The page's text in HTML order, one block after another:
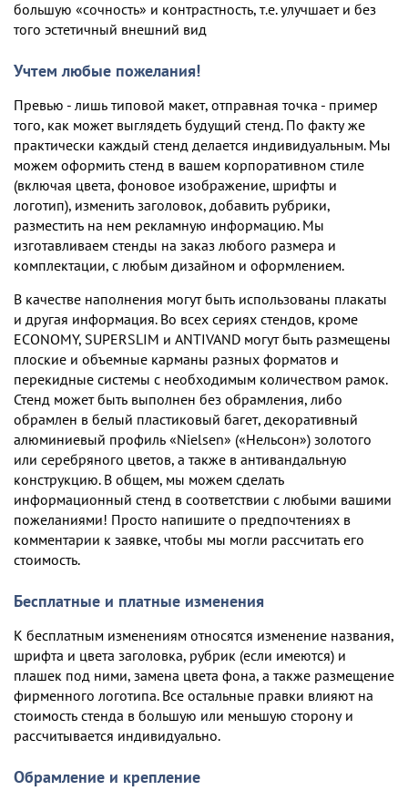
большую «сочность» и контрастность, т.е. улучшает и без
того эстетичный внешний вид
Учтем любые пожелания!
Превью - лишь типовой макет, отправная точка - пример
того, как может выглядеть будущий стенд. По факту же
практически каждый стенд делается индивидуальным. Мы
можем оформить стенд в вашем корпоративном стиле
(включая цвета, фоновое изображение, шрифты и
логотип), изменить заголовок, добавить рубрики,
разместить на нем рекламную информацию. Мы
изготавливаем стенды на заказ любого размера и
комплектации, c любым дизайном и оформлением.
В качестве наполнения могут быть использованы плакаты
и другая информация. Во всех сериях стендов, кроме
ECONOMY, SUPERSLIM и ANTIVAND могут быть размещены
плоские и объемные карманы разных форматов и
перекидные системы с необходимым количеством рамок.
Стенд может быть выполнен без обрамления, либо
обрамлен в белый пластиковый багет, декоративный
алюминиевый профиль «Nielsen» («Нельсон») золотого
или серебряного цветов, а также в антивандальную
конструкцию. В общем, мы можем сделать
информационный стенд в соответствии с любыми вашими
пожеланиями! Просто напишите о предпочтениях в
комментарии к заявке, чтобы мы могли рассчитать его
стоимость.
Бесплатные и платные изменения
К бесплатным изменениям относятся изменение названия,
шрифта и цвета заголовка, рубрик (если имеются) и
плашек под ними, замена цвета фона, а также размещение
фирменного логотипа. Все остальные правки влияют на
стоимость стенда в большую или меньшую сторону и
рассчитывается индивидуально.
Обрамление и крепление